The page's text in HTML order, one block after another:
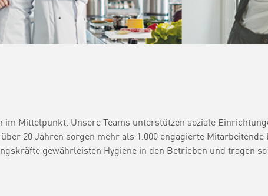
Mittelpunkt. Unsere Teams unterstützen soziale
20 Jahren sorgen mehr als 1.000 engagierte
gewährleisten Hygiene in den Betrieben und tragen